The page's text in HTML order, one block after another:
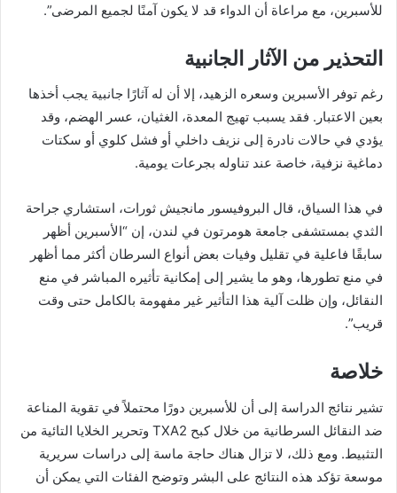
للأسبرين، مع مراعاة أن الدواء قد لا يكون آمنًا لجميع المرضى”.
التحذير من الآثار الجانبية
رغم توفر الأسبرين وسعره الزهيد، إلا أن له آثارًا جانبية يجب أخذها
بعين الاعتبار. فقد يسبب تهيج المعدة، الغثيان، عسر الهضم، وقد
يؤدي في حالات نادرة إلى نزيف داخلي أو فشل كلوي أو سكتات
دماغية نزفية، خاصة عند تناوله بجرعات يومية.
في هذا السياق، قال البروفيسور مانجيش ثورات، استشاري جراحة
الثدي بمستشفى جامعة هومرتون في لندن، إن “الأسبرين أظهر
سابقًا فاعلية في تقليل وفيات بعض أنواع السرطان أكثر مما أظهر
في منع تطورها، وهو ما يشير إلى إمكانية تأثيره المباشر في منع
النقائل، وإن ظلت آلية هذا التأثير غير مفهومة بالكامل حتى وقت
قريب”.
خلاصة
تشير نتائج الدراسة إلى أن للأسبرين دورًا محتملاً في تقوية المناعة
ضد النقائل السرطانية من خلال كبح TXA2 وتحرير الخلايا التائية من
التثبيط. ومع ذلك، لا تزال هناك حاجة ماسة إلى دراسات سريرية
موسعة تؤكد هذه النتائج على البشر وتوضح الفئات التي يمكن أن